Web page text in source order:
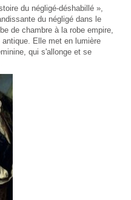
du négligé-déshabillé »,
du négligé dans le
de chambre à la robe empire,
Elle met en lumière
qui s'allonge et se